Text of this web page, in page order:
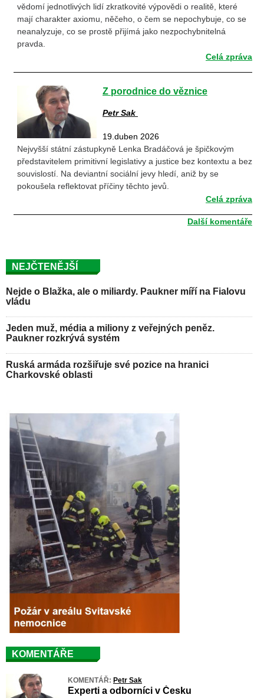
vědomí jednotlivých lidí zkratkovité výpovědi o realitě, které
mají charakter axiomu, něčeho, o čem se nepochybuje, co se
neanalyzuje, co se prostě přijímá jako nezpochybnitelná
pravda.
Celá zpráva
Z porodnice do věznice
Petr Sak
19.duben 2026
Nejvyšší státní zástupkyně Lenka Bradáčová je špičkovým
představitelem primitivní legislativy a justice bez kontextu a bez
souvislostí. Na deviantní sociální jevy hledí, aniž by se
pokoušela reflektovat příčiny těchto jevů.
Celá zpráva
Další komentáře
NEJČTENĚJŠÍ
Nejde o Blažka, ale o miliardy. Paukner míří na Fialovu
vládu
Jeden muž, média a miliony z veřejných peněz.
Paukner rozkrývá systém
Ruská armáda rozšiřuje své pozice na hranici
Charkovské oblasti
KOMENTÁŘE
KOMENTÁŘ: Petr Sak
Experti a odborníci v Česku